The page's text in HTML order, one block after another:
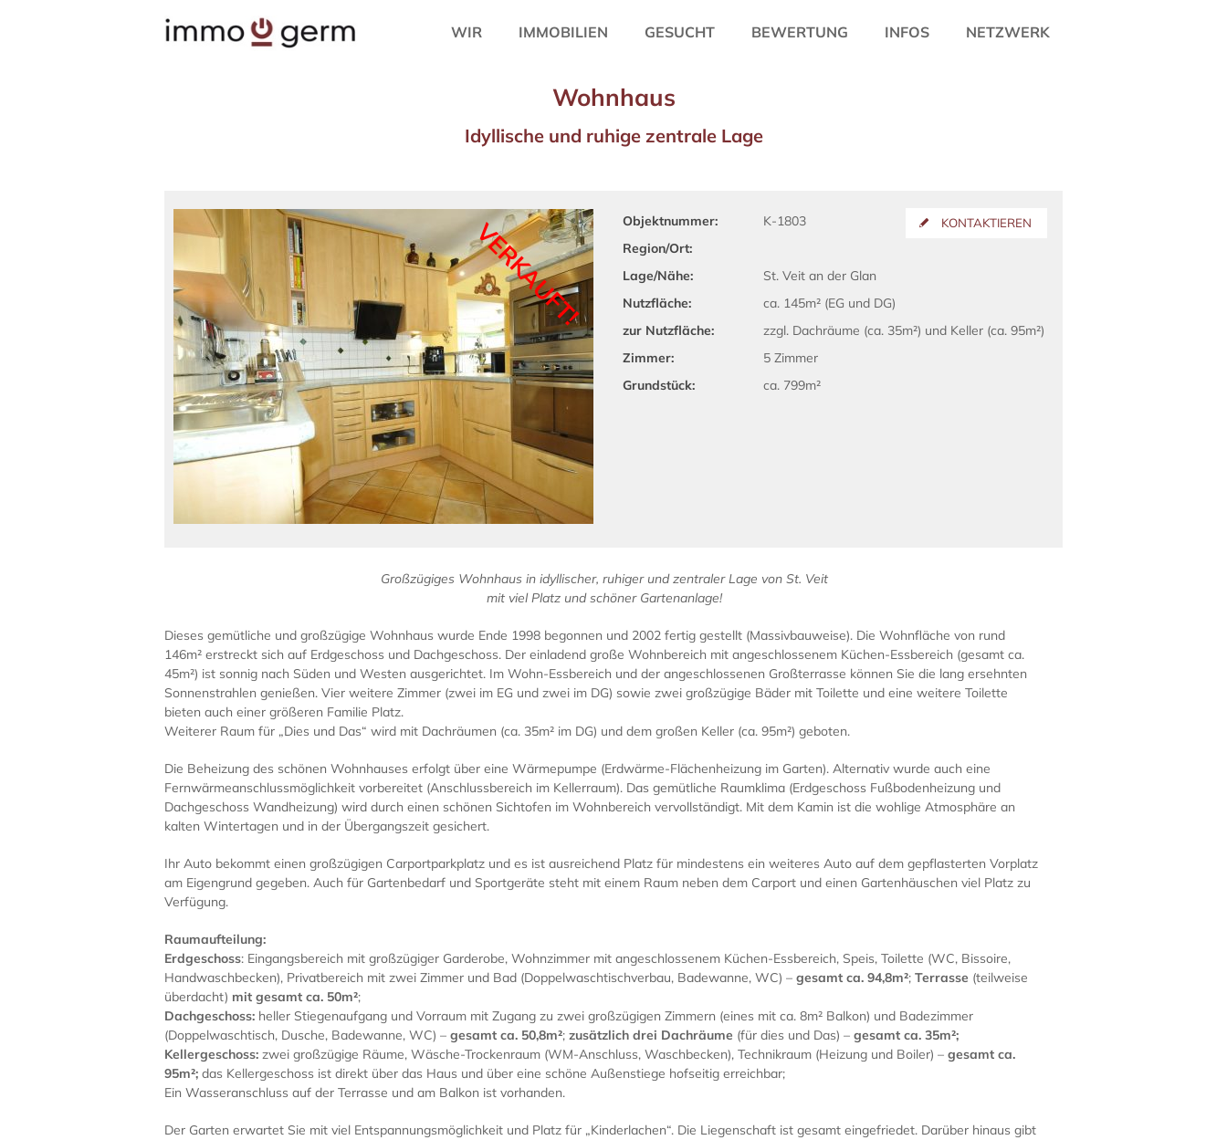
WIR IMMOBILIEN GESUCHT BEWERTUNG INFOS NETZWERK
Wohnhaus
Idyllische und ruhige zentrale Lage
VERKAUFT! KONTAKTIEREN
Objektnummer:
K-1803
Region/Ort:
Lage/Nähe:
St. Veit an der Glan
Nutzfläche:
ca. 145m² (EG und DG)
zur Nutzfläche:
zzgl. Dachräume (ca. 35m²) und Keller (ca. 95m²)
Zimmer:
5 Zimmer
Grundstück:
ca. 799m²
Großzügiges Wohnhaus in idyllischer, ruhiger und zentraler Lage von St. Veit
mit viel Platz und schöner Gartenanlage!
Dieses gemütliche und großzügige Wohnhaus wurde Ende 1998 begonnen und 2002 fertig gestellt (Massivbauweise). Die Wohnfläche von rund
146m² erstreckt sich auf Erdgeschoss und Dachgeschoss. Der einladend große Wohnbereich mit angeschlossenem Küchen-Essbereich (gesamt ca.
45m²) ist sonnig nach Süden und Westen ausgerichtet. Im Wohn-Essbereich und der angeschlossenen Großterrasse können Sie die lang ersehnten
Sonnenstrahlen genießen. Vier weitere Zimmer (zwei im EG und zwei im DG) sowie zwei großzügige Bäder mit Toilette und eine weitere Toilette
bieten auch einer größeren Familie Platz.
Weiterer Raum für „Dies und Das“ wird mit Dachräumen (ca. 35m² im DG) und dem großen Keller (ca. 95m²) geboten.
Die Beheizung des schönen Wohnhauses erfolgt über eine Wärmepumpe (Erdwärme-Flächenheizung im Garten). Alternativ wurde auch eine
Fernwärmeanschlussmöglichkeit vorbereitet (Anschlussbereich im Kellerraum). Das gemütliche Raumklima (Erdgeschoss Fußbodenheizung und
Dachgeschoss Wandheizung) wird durch einen schönen Sichtofen im Wohnbereich vervollständigt. Mit dem Kamin ist die wohlige Atmosphäre an
kalten Wintertagen und in der Übergangszeit gesichert.
Ihr Auto bekommt einen großzügigen Carportparkplatz und es ist ausreichend Platz für mindestens ein weiteres Auto auf dem gepflasterten Vorplatz
am Eigengrund gegeben. Auch für Gartenbedarf und Sportgeräte steht mit einem Raum neben dem Carport und einen Gartenhäuschen viel Platz zu
Verfügung.
Raumaufteilung:
Erdgeschoss: Eingangsbereich mit großzügiger Garderobe, Wohnzimmer mit angeschlossenem Küchen-Essbereich, Speis, Toilette (WC, Bissoire,
Handwaschbecken), Privatbereich mit zwei Zimmer und Bad (Doppelwaschtischverbau, Badewanne, WC) –gesamt ca. 94,8m²;Terrasse (teilweise
überdacht) mit gesamt ca. 50m²;
Dachgeschoss: heller Stiegenaufgang und Vorraum mit Zugang zu zwei großzügigen Zimmern (eines mit ca. 8m² Balkon) und Badezimmer
(Doppelwaschtisch, Dusche, Badewanne, WC) –gesamt ca. 50,8m²;zusätzlich drei Dachräume (für dies und Das) –gesamt ca. 35m²;
Kellergeschoss: zwei großzügige Räume, Wäsche-Trockenraum (WM-Anschluss, Waschbecken), Technikraum (Heizung und Boiler) –gesamt ca.
95m²; das Kellergeschoss ist direkt über das Haus und über eine schöne Außenstiege hofseitig erreichbar;
Ein Wasseranschluss auf der Terrasse und am Balkon ist vorhanden.
Der Garten erwartet Sie mit viel Entspannungsmöglichkeit und Platz für „Kinderlachen“. Die Liegenschaft ist gesamt eingefriedet. Darüber hinaus gibt